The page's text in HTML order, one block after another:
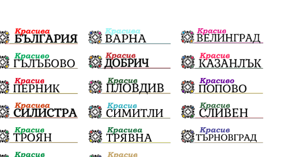
Народно събрание прокуратура
Бюджет2026 Плевенско Концерти
Традиции Избори
Разследване спорт ГДБОП
Финансиране Купуване на гласове
библиотека „Христо Смирненски“